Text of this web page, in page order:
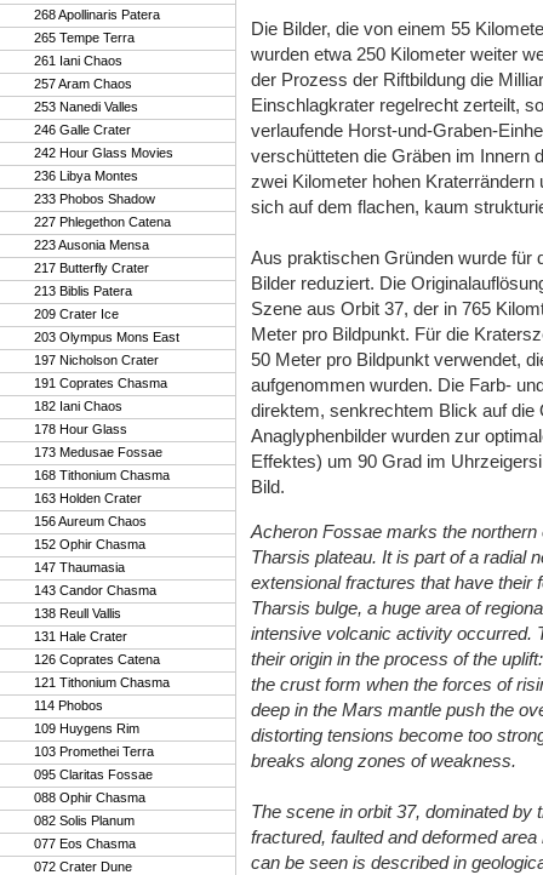
268 Apollinaris Patera
265 Tempe Terra
261 Iani Chaos
257 Aram Chaos
253 Nanedi Valles
246 Galle Crater
242 Hour Glass Movies
236 Libya Montes
233 Phobos Shadow
227 Phlegethon Catena
223 Ausonia Mensa
217 Butterfly Crater
213 Biblis Patera
209 Crater Ice
203 Olympus Mons East
197 Nicholson Crater
191 Coprates Chasma
182 Iani Chaos
178 Hour Glass
173 Medusae Fossae
168 Tithonium Chasma
163 Holden Crater
156 Aureum Chaos
152 Ophir Chasma
147 Thaumasia
143 Candor Chasma
138 Reull Vallis
131 Hale Crater
126 Coprates Catena
121 Tithonium Chasma
114 Phobos
109 Huygens Rim
103 Promethei Terra
095 Claritas Fossae
088 Ophir Chasma
082 Solis Planum
077 Eos Chasma
072 Crater Dune
Die Bilder, die von einem 55
wurden etwa 250 Kilometer weiter
der Prozess der Riftbildung die
Einschlagkrater regelrecht zerteilt,
verlaufende Horst-und-Graben-
verschütteten die Gräben im Innern
zwei Kilometer hohen
sich auf dem flachen, kaum
Aus praktischen Gründen wurde für
Bilder reduziert. Die
Szene aus Orbit 37, der in 765
Meter pro Bildpunkt. Für die
50 Meter pro Bildpunkt verwendet,
aufgenommen wurden. Die Farb-
direktem, senkrechtem Blick auf die
Anaglyphenbilder wurden zur
Effektes) um 90 Grad im
Bild.
Acheron Fossae marks the northern
Tharsis plateau. It is part of a radial
extensional fractures that have their
Tharsis bulge, a huge area of
intensive volcanic activity occurred.
their origin in the process of the uplift:
the crust form when the forces of
deep in the Mars mantle push the
distorting tensions become too
breaks along zones of weakness.
The scene in orbit 37, dominated
fractured, faulted and deformed
can be seen is described in